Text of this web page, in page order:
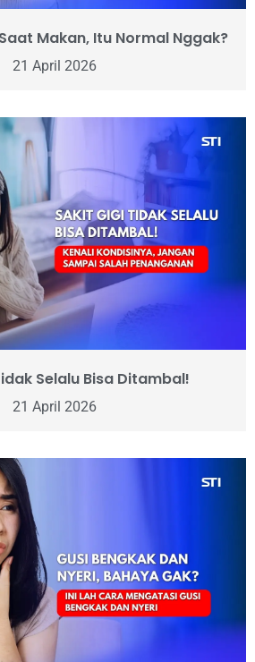
Makan, Itu Normal Nggak?
21 April 2026
Selalu Bisa Ditambal!
21 April 2026